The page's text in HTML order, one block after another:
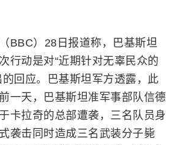
（BBC）28日报道称，巴基斯坦
行动是对“近期针对无辜民众的
的回应。巴基斯坦军方透露，此
一天，巴基斯坦准军事部队信德
卡拉奇的总部遭袭，三名队员身
袭击同时造成三名武装分子毙